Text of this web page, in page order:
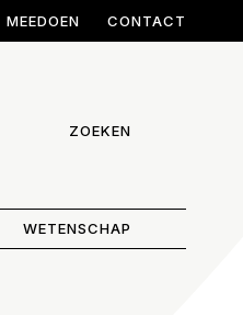
MEEDOEN CONTACT
ZOEKEN
WETENSCHAP